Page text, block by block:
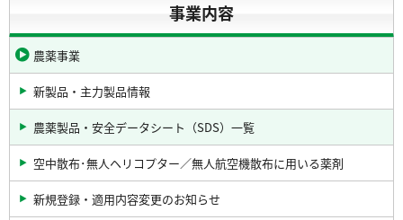
事業内容
農薬事業
新製品・主力製品情報
農薬製品・安全データシート（SDS）一覧
空中散布･無人ヘリコプター／無人航空機散布に用いる薬剤
新規登録・適用内容変更のお知らせ